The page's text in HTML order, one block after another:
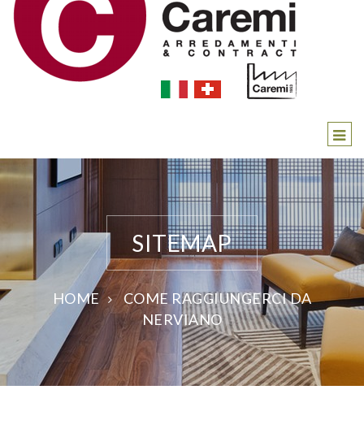
SITEMAP
HOME
COME RAGGIUNGERCI DA
NERVIANO